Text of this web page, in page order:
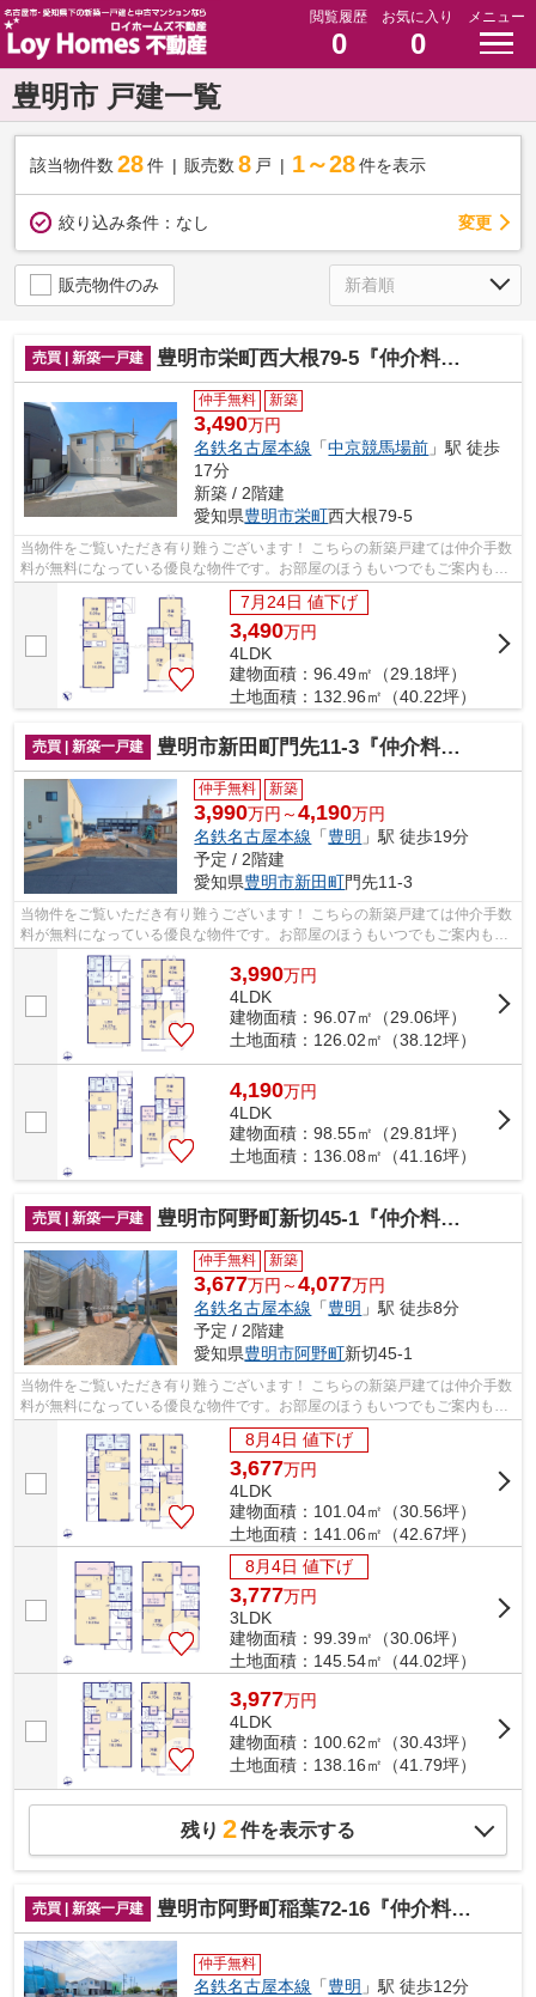
閲覧履歴
0
お気に入り
0
メニュー
豊明市 戸建一覧
該当物件数 28件 販売数 8 戸 1～28 件を表示
絞り込み条件： なし 変更
販売物件のみ
売買 | 新築一戸建 豊明市栄町西大根79-5『仲介料無料』新築戸建て
仲手無料 新築
3,490万円
名鉄名古屋本線 「中京競馬場前 」駅 徒歩
17分
新築 / 2階建
愛知県豊明市栄町西大根79-5
当物件をご覧いただき有り難うございます！ こちらの新築戸建ては仲介手数
料が無料になっている優良な物件です。お部屋のほうもいつでもご案内もさ
せて頂きますのでお気軽にお問合せ下...
7月24日 値下げ
3,490万円
4LDK
建物面積：96.49㎡（29.18坪）
土地面積：132.96㎡（40.22坪）
売買 | 新築一戸建 豊明市新田町門先11-3『仲介料無料』新築戸建て
仲手無料 新築
3,990万円～4,190万円
名鉄名古屋本線 「豊明 」駅 徒歩19分
予定 / 2階建
愛知県豊明市新田町門先11-3
当物件をご覧いただき有り難うございます！ こちらの新築戸建ては仲介手数
料が無料になっている優良な物件です。お部屋のほうもいつでもご案内もさ
せて頂きますのでお気軽にお問合せ下...
3,990万円
4LDK
建物面積：96.07㎡（29.06坪）
土地面積：126.02㎡（38.12坪）
4,190万円
4LDK
建物面積：98.55㎡（29.81坪）
土地面積：136.08㎡（41.16坪）
売買 | 新築一戸建 豊明市阿野町新切45-1『仲介料無料』新築戸建て
仲手無料 新築
3,677万円～4,077万円
名鉄名古屋本線 「豊明 」駅 徒歩8分
予定 / 2階建
愛知県豊明市阿野町新切45-1
当物件をご覧いただき有り難うございます！ こちらの新築戸建ては仲介手数
料が無料になっている優良な物件です。お部屋のほうもいつでもご案内もさ
せて頂きますのでお気軽にお問合せ下...
8月4日 値下げ
3,677万円
4LDK
建物面積：101.04㎡（30.56坪）
土地面積：141.06㎡（42.67坪）
8月4日 値下げ
3,777万円
3LDK
建物面積：99.39㎡（30.06坪）
土地面積：145.54㎡（44.02坪）
3,977万円
4LDK
建物面積：100.62㎡（30.43坪）
土地面積：138.16㎡（41.79坪）
残り 2件を表示する
売買 | 新築一戸建 豊明市阿野町稲葉72-16『仲介料無料』新築戸建て
仲手無料
名鉄名古屋本線 「豊明 」駅 徒歩12分